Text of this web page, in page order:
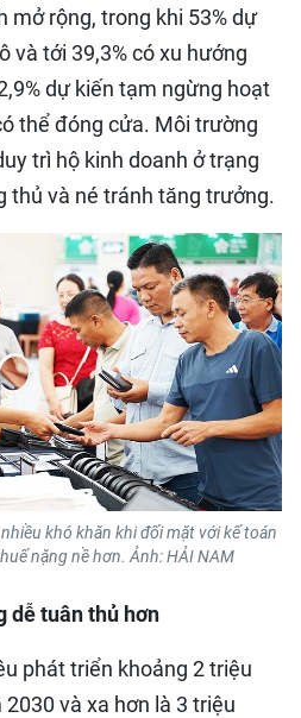
mở rộng, trong khi 53% dự
và tới 39,3% có xu hướng
dự kiến tạm ngừng hoạt
thể đóng cửa. Môi trường
trì hộ kinh doanh ở trạng
thủ và né tránh tăng trưởng.
khó khăn khi đối mặt với kế toán
nặng nề hơn. Ảnh: HẢI NAM
dễ tuân thủ hơn
phát triển khoảng 2 triệu
và xa hơn là 3 triệu